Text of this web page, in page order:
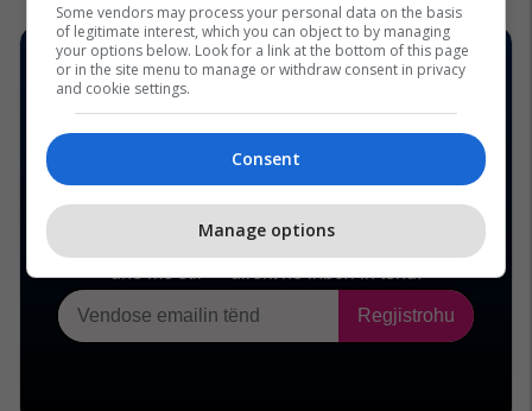
Some vendors may process your personal data on the basis
of legitimate interest, which you can object to by managing
your options below. Look for a link at the bottom of this page
or in the site menu to manage or withdraw consent in privacy
and cookie settings.
Consent
Manage options